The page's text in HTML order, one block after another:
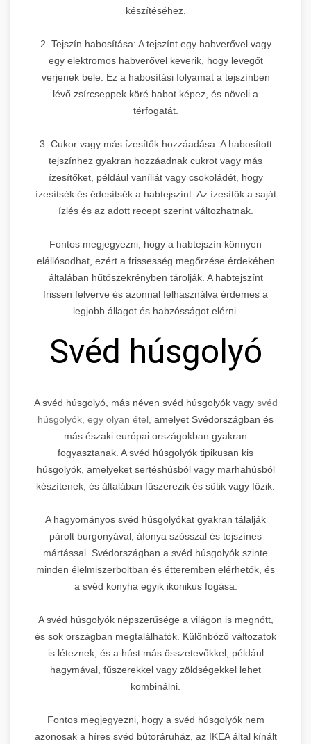
készítéséhez.
2. Tejszín habosítása: A tejszínt egy habverővel vagy
egy elektromos habverővel keverik, hogy levegőt
verjenek bele. Ez a habosítási folyamat a tejszínben
lévő zsírcseppek köré habot képez, és növeli a
térfogatát.
3. Cukor vagy más ízesítők hozzáadása: A habosított
tejszínhez gyakran hozzáadnak cukrot vagy más
ízesítőket, például vaníliát vagy csokoládét, hogy
ízesítsék és édesítsék a habtejszínt. Az ízesítők a saját
ízlés és az adott recept szerint változhatnak.
Fontos megjegyezni, hogy a habtejszín könnyen
elállósodhat, ezért a frissesség megőrzése érdekében
általában hűtőszekrényben tárolják. A habtejszínt
frissen felverve és azonnal felhasználva érdemes a
legjobb állagot és habzósságot elérni.
Svéd húsgolyó
A svéd húsgolyó, más néven svéd húsgolyók vagysvéd
húsgolyók, egy olyan étel, amelyet Svédországban és
más északi európai országokban gyakran
fogyasztanak. A svéd húsgolyók tipikusan kis
húsgolyók, amelyeket sertéshúsból vagy marhahúsból
készítenek, és általában fűszerezik és sütik vagy főzik.
A hagyományos svéd húsgolyókat gyakran tálalják
párolt burgonyával, áfonya szósszal és tejszínes
mártással. Svédországban a svéd húsgolyók szinte
minden élelmiszerboltban és étteremben elérhetők, és
a svéd konyha egyik ikonikus fogása.
A svéd húsgolyók népszerűsége a világon is megnőtt,
és sok országban megtalálhatók. Különböző változatok
is léteznek, és a húst más összetevőkkel, például
hagymával, fűszerekkel vagy zöldségekkel lehet
kombinálni.
Fontos megjegyezni, hogy a svéd húsgolyók nem
azonosak a híres svéd bútoráruház, az IKEA által kínált